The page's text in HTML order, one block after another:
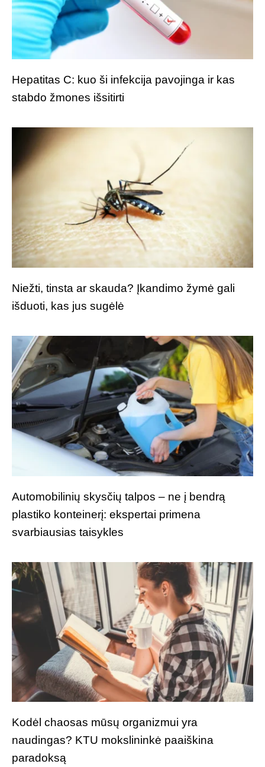
Hepatitas C: kuo ši infekcija pavojinga ir kas
stabdo žmones išsitirti
Niežti, tinsta ar skauda? Įkandimo žymė gali
išduoti, kas jus sugėlė
Automobilinių skysčių talpos – ne į bendrą
plastiko konteinerį: ekspertai primena
svarbiausias taisykles
Kodėl chaosas mūsų organizmui yra
naudingas? KTU mokslininkė paaiškina
paradoksą